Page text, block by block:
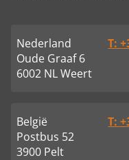
Nederland
Oude Graaf 6
6002 NL Weert
T:
België
Postbus 52
3900 Pelt
T: